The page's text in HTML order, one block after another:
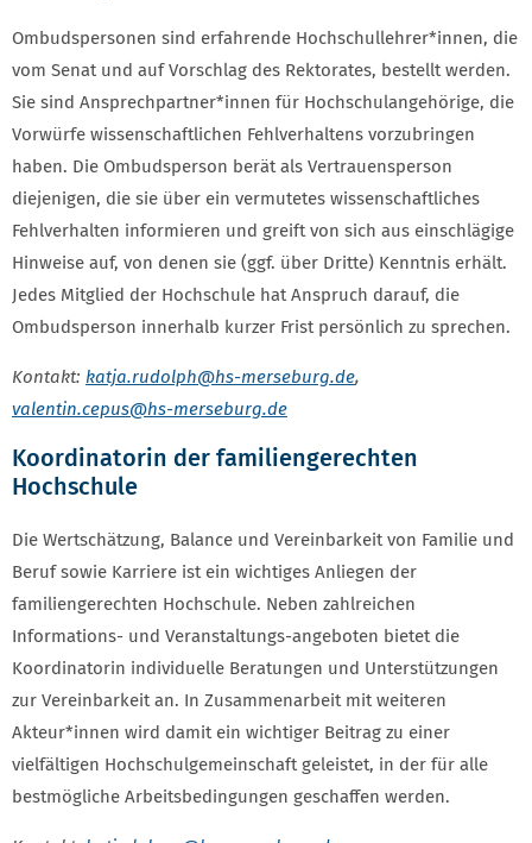
Ombudspersonen sind erfahrende Hochschullehrer*innen, die
vom Senat und auf Vorschlag des Rektorates, bestellt werden.
Sie sind Ansprechpartner*innen für Hochschulangehörige, die
Vorwürfe wissenschaftlichen Fehlverhaltens vorzubringen
haben. Die Ombudsperson berät als Vertrauensperson
diejenigen, die sie über ein vermutetes wissenschaftliches
Fehlverhalten informieren und greift von sich aus einschlägige
Hinweise auf, von denen sie (ggf. über Dritte) Kenntnis erhält.
Jedes Mitglied der Hochschule hat Anspruch darauf, die
Ombudsperson innerhalb kurzer Frist persönlich zu sprechen.
Kontakt: katja.rudolph@hs-merseburg.de,
valentin.cepus@hs-merseburg.de
Koordinatorin der familiengerechten
Hochschule
Die Wertschätzung, Balance und Vereinbarkeit von Familie und
Beruf sowie Karriere ist ein wichtiges Anliegen der
familiengerechten Hochschule. Neben zahlreichen
Informations- und Veranstaltungs-angeboten bietet die
Koordinatorin individuelle Beratungen und Unterstützungen
zur Vereinbarkeit an. In Zusammenarbeit mit weiteren
Akteur*innen wird damit ein wichtiger Beitrag zu einer
vielfältigen Hochschulgemeinschaft geleistet, in der für alle
bestmögliche Arbeitsbedingungen geschaffen werden.